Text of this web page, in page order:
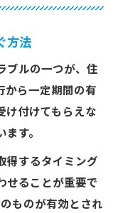
方法
ブルの一つが、住
から一定期間の有
け付けてもらえな
す。
得するタイミング
せることが重要で
ものが有効とされ